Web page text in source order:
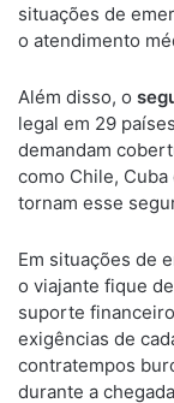
situações de
o atendimento
Além disso, o
legal em 29
demandam
como Chile,
tornam esse
Em situações de
o viajante fique
suporte
exigências de
contratempos
durante a